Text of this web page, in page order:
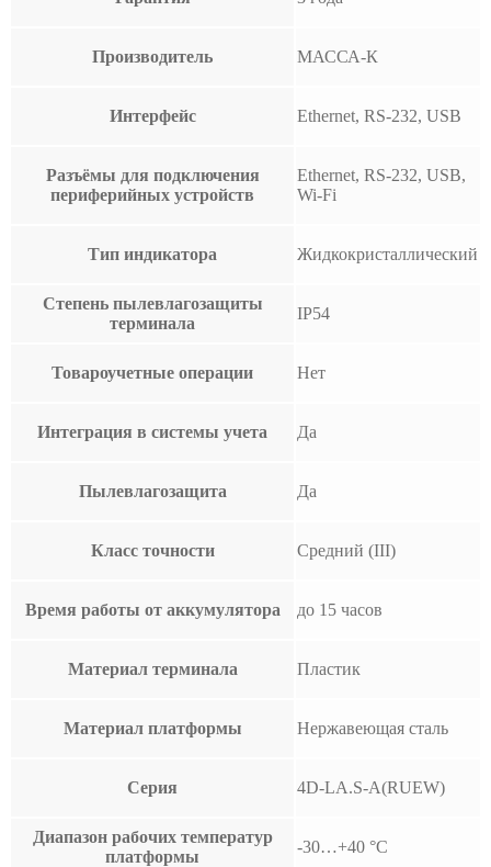
Производитель МАССА-К
Интерфейс Ethernet, RS-232, USB
Разъёмы для подключения
периферийных устройств
Ethernet, RS-232, USB,
Wi-Fi
Тип индикатора Жидкокристаллический
Степень пылевлагозащиты
терминала
IP54
Товароучетные операции Нет
Интеграция в системы учета Да
Пылевлагозащита Да
Класс точности Средний (III)
Время работы от аккумулятора до 15 часов
Материал терминала Пластик
Материал платформы Нержавеющая сталь
Серия 4D-LA.S-A(RUEW)
Диапазон рабочих температур
платформы
-30…+40 °С